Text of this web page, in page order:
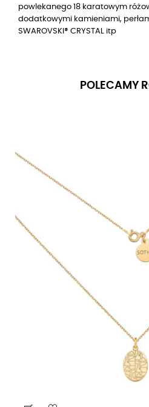
powlekanego 18 karatowym
dodatkowymi kamieniami,
SWAROVSKI® CRYSTAL itp
POLECAMY